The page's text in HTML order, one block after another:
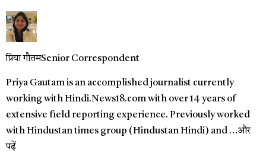
प्रिया गौतमSenior Correspondent
Priya Gautam is an accomplished journalist currently
working with Hindi.News18.com with over 14 years of
extensive field reporting experience. Previously worked
with Hindustan times group (Hindustan Hindi) and …और
पढ़ें